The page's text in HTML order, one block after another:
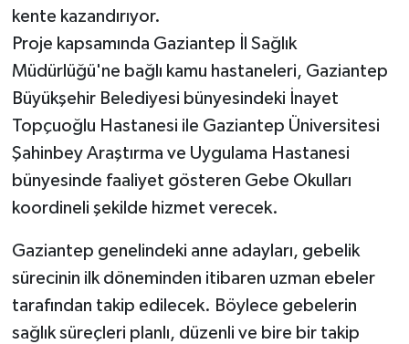
kente kazandırıyor.
Proje kapsamında Gaziantep İl Sağlık
Müdürlüğü'ne bağlı kamu hastaneleri, Gaziantep
Büyükşehir Belediyesi bünyesindeki İnayet
Topçuoğlu Hastanesi ile Gaziantep Üniversitesi
Şahinbey Araştırma ve Uygulama Hastanesi
bünyesinde faaliyet gösteren Gebe Okulları
koordineli şekilde hizmet verecek.
Gaziantep genelindeki anne adayları, gebelik
sürecinin ilk döneminden itibaren uzman ebeler
tarafından takip edilecek. Böylece gebelerin
sağlık süreçleri planlı, düzenli ve bire bir takip